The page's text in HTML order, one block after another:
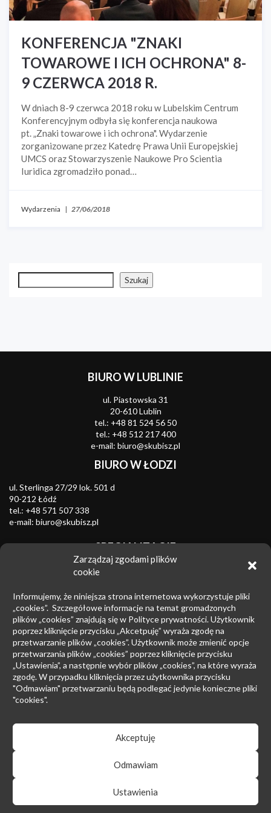
Zarządzaj zgodami plików
cookie
Informujemy, że niniejsza strona internetowa wykorzystuje pliki
„cookies”. Szczegółowe informacje na temat gromadzonych
plików „cookies” znajdują się w Polityce prywatności. Użytkownik
poprzez kliknięcie przycisku „Akcetpuję” wyraża zgodę na
przetwarzanie plików „cookies”. Użytkownik może zmienić opcje
przetwarzania plików „cookies” poprzez kliknięcie przycisku
„Ustawienia”, a następnie wybór plików „cookies”, na które wyraża
zgodę. W przypadku kliknięcia przez użytkownika przycisku
"Odmawiam" przetwarzaniu będą podlegać jedynie konieczne pliki
"cookies".
Akceptuję
Odmawiam
Ustawienia
KONFERENCJA "ZNAKI
TOWAROWE I ICH OCHRONA" 8-
9 CZERWCA 2018 R.
W dniach 8-9 czerwca 2018 roku w Lubelskim Centrum
Konferencyjnym odbyła się konferencja naukowa
pt. „Znaki towarowe i ich ochrona". Wydarzenie
zorganizowane przez Katedrę Prawa Unii Europejskiej
UMCS oraz Stowarzyszenie Naukowe Pro Scientia
Iuridica zgromadziło ponad…
Wydarzenia | 27/06/2018
Szukaj
BIURO W LUBLINIE
ul. Piastowska 31
20-610 Lublin
tel.: +48 81 524 56 50
tel.: +48 512 217 400
e-mail: biuro@skubisz.pl
BIURO W ŁODZI
ul. Sterlinga 27/29 lok. 501 d
90-212 Łódź
tel.: +48 571 507 338
e-mail: biuro@skubisz.pl
SPECJALIZACJE
Wzory przemysłowe
Patenty
Prawo upadłościowe
Prawo autorskie
Prowadzenie sporów sądowych
Regulamin serwisu|Polityka prywatności